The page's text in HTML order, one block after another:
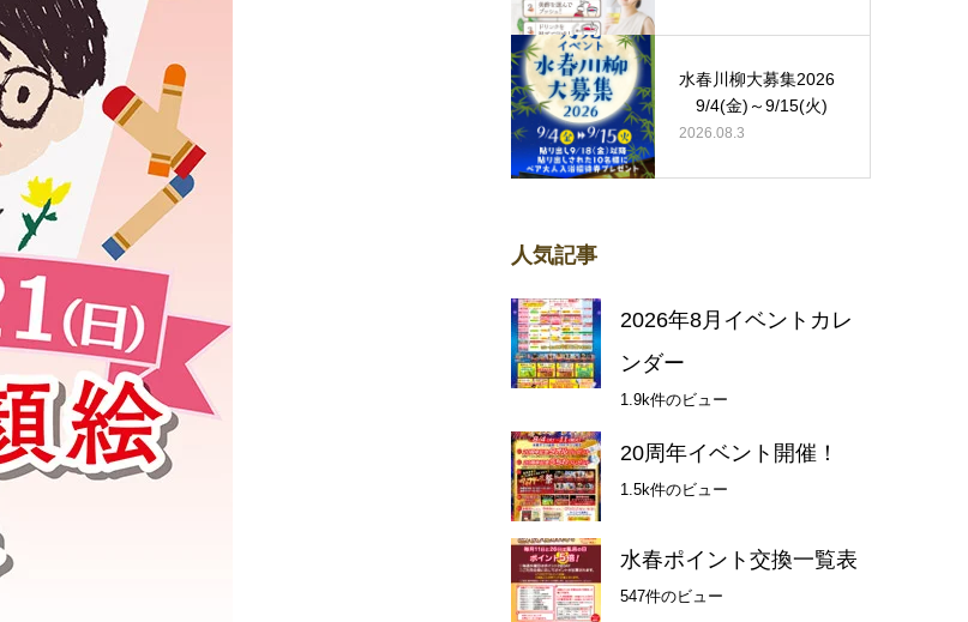
水春川柳大募集2026
9/4(金)～9/15(火)
2026.08.3
人気記事
2026年8月イベントカレ
ンダー
1.9k件のビュー
20周年イベント開催！
1.5k件のビュー
水春ポイント交換一覧表
547件のビュー